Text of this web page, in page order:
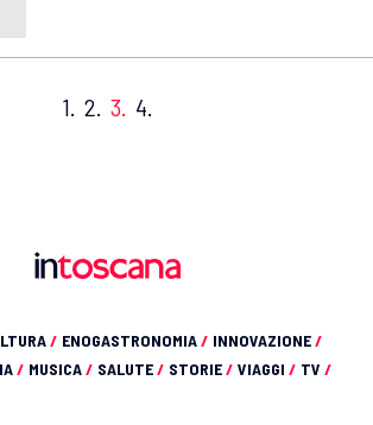
1. 2. 3. 4.
/ ENOGASTRONOMIA/ INNOVAZIONE/
/ MUSICA/ SALUTE/ STORIE/ VIAGGI / TV /